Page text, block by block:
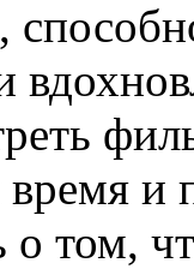
и
том,